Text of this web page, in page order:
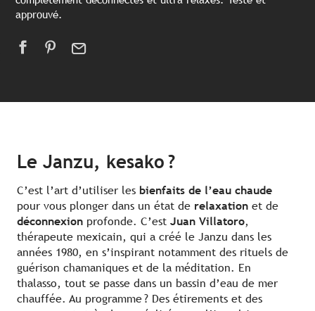
approuvé.
Le Janzu, kesako ?
C’est l’art d’utiliser les bienfaits de l’eau chaude
pour vous plonger dans un état de relaxation et de
déconnexion profonde. C’est Juan Villatoro,
thérapeute mexicain, qui a créé le Janzu dans les
années 1980, en s’inspirant notamment des rituels de
guérison chamaniques et de la méditation. En
thalasso, tout se passe dans un bassin d’eau de mer
chauffée. Au programme ? Des étirements et des